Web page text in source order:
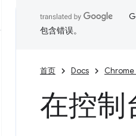
包含错误。
首页 Docs Chrome
在控制